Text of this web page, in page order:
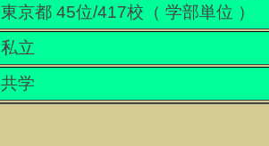
東京都 45位/417校（ 学部単位 ）
私立
共学